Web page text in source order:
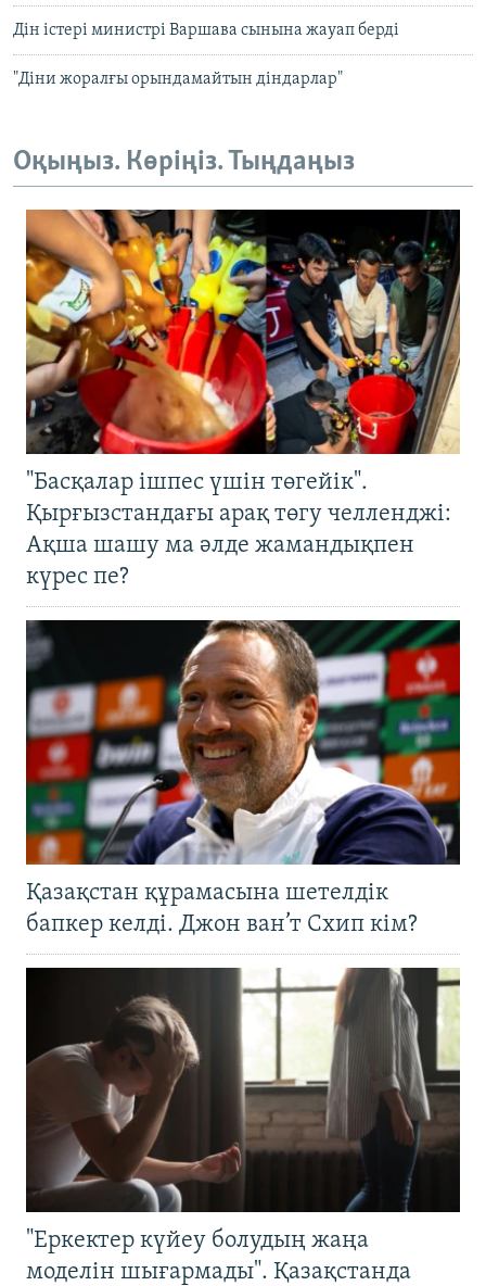
Дін істері министрі Варшава сынына жауап берді
"Діни жоралғы орындамайтын діндарлар"
Оқыңыз. Көріңіз. Тыңдаңыз
"Басқалар ішпес үшін төгейік".
Қырғызстандағы арақ төгу челленджі:
Ақша шашу ма әлде жамандықпен
күрес пе?
Қазақстан құрамасына шетелдік
бапкер келді. Джон ван’т Схип кім?
"Еркектер күйеу болудың жаңа
моделін шығармады". Қазақстанда